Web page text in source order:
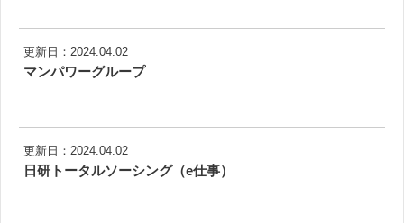
更新日：2024.04.02
マンパワーグループ
更新日：2024.04.02
日研トータルソーシング（e仕事）